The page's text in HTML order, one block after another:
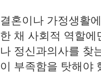
결혼이나 가정생활
한 채 사회적 역할
나 정신과의사를 찾
이 부족함을 탓해야